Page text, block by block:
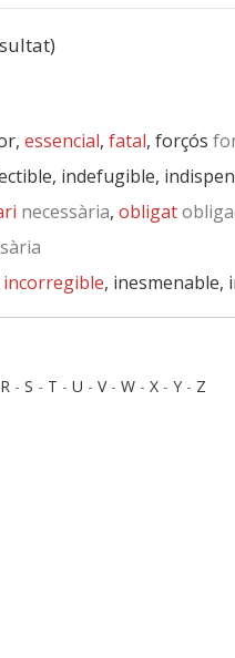
essencial, fatal, forçós
indefugible,
necessària, obligat
incorregible, inesmenable,
R - S - T - U - V- W - X - Y - Z